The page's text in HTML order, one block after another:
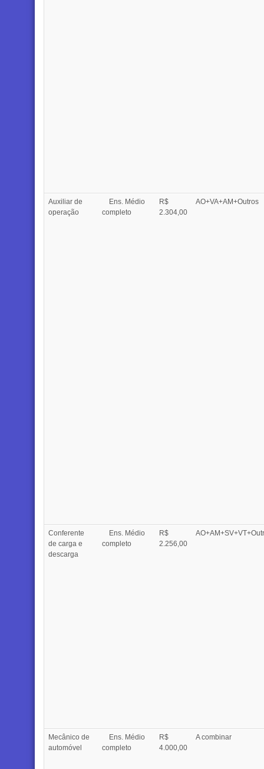
Auxiliar de
operação
Ens. Médio
completo
R$
2.304,00
AO+VA+AM+Outros
Conferente
de carga e
descarga
Ens. Médio
completo
R$
2.256,00
Mecânico de
automóvel
Ens. Médio
completo
R$
4.000,00
A combinar